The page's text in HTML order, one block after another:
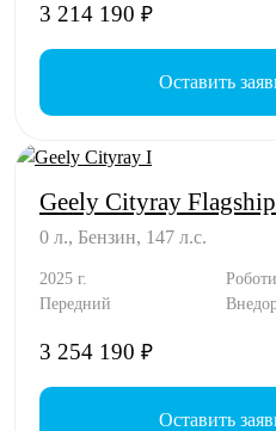
3 214 190 ₽
Оставить
Geely Cityray
0 л., Бензин, 147 л.с.
2025 г.
Передний
3 254 190 ₽
Оставить